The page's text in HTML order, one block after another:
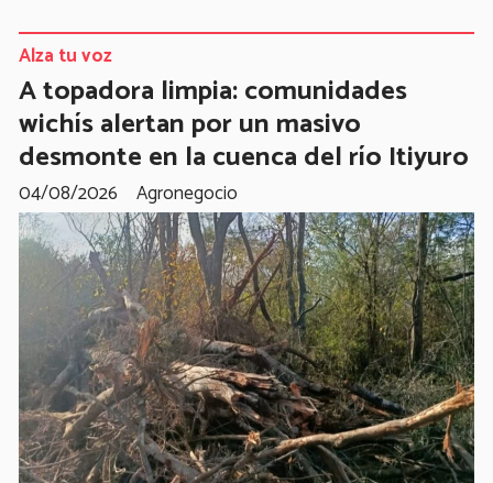
A topadora limpia: comunidades
wichís alertan por un masivo
desmonte en la cuenca del río Itiyuro
Agronegocio
Alza tu voz
04/08/2026